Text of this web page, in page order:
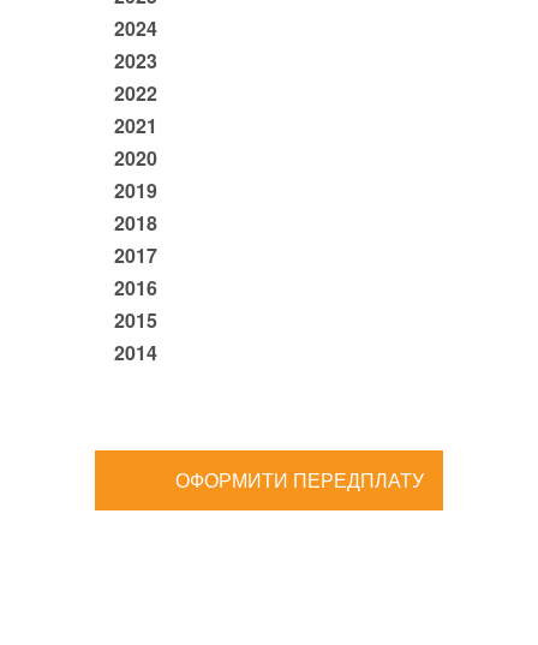
2024
2023
2022
2021
2020
2019
2018
2017
2016
2015
2014
ОФОРМИТИ ПЕРЕДПЛАТУ